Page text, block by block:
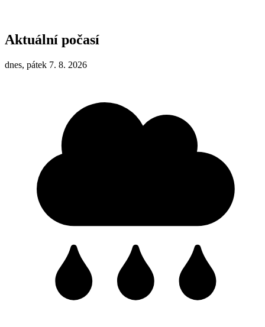
Aktuální počasí
dnes, pátek 7. 8. 2026